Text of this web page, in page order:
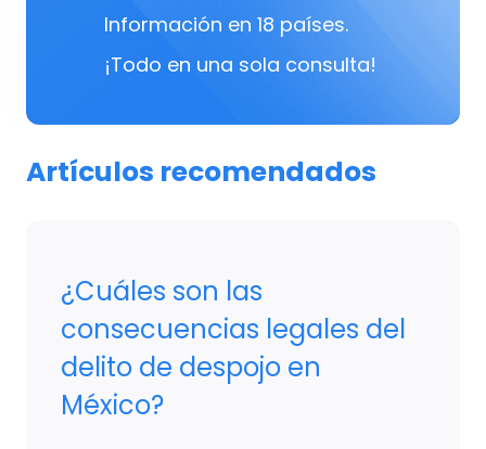
Información en 18 países.
¡Todo en una sola consulta!
Artículos recomendados
¿Cuáles son las
consecuencias legales del
delito de despojo en
México?